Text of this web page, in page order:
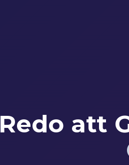
Redo att